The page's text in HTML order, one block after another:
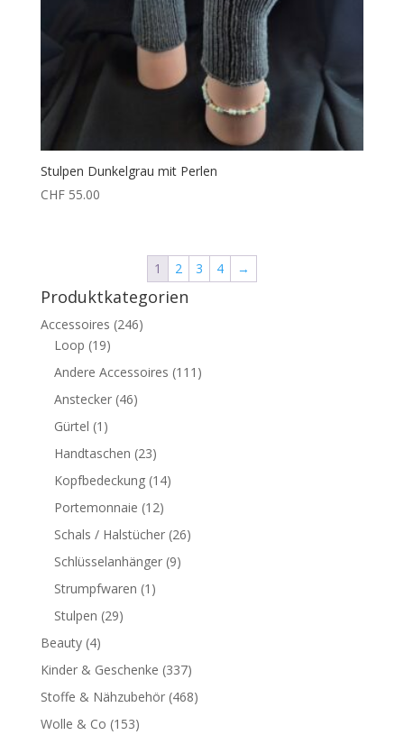
Stulpen Dunkelgrau mit Perlen
CHF55.00
1 2 3 4 →
Produktkategorien
Accessoires (246)
Loop (19)
Andere Accessoires (111)
Anstecker (46)
Gürtel (1)
Handtaschen (23)
Kopfbedeckung (14)
Portemonnaie (12)
Schals / Halstücher (26)
Schlüsselanhänger (9)
Strumpfwaren (1)
Stulpen (29)
Beauty (4)
Kinder & Geschenke (337)
Stoffe & Nähzubehör (468)
Wolle & Co (153)